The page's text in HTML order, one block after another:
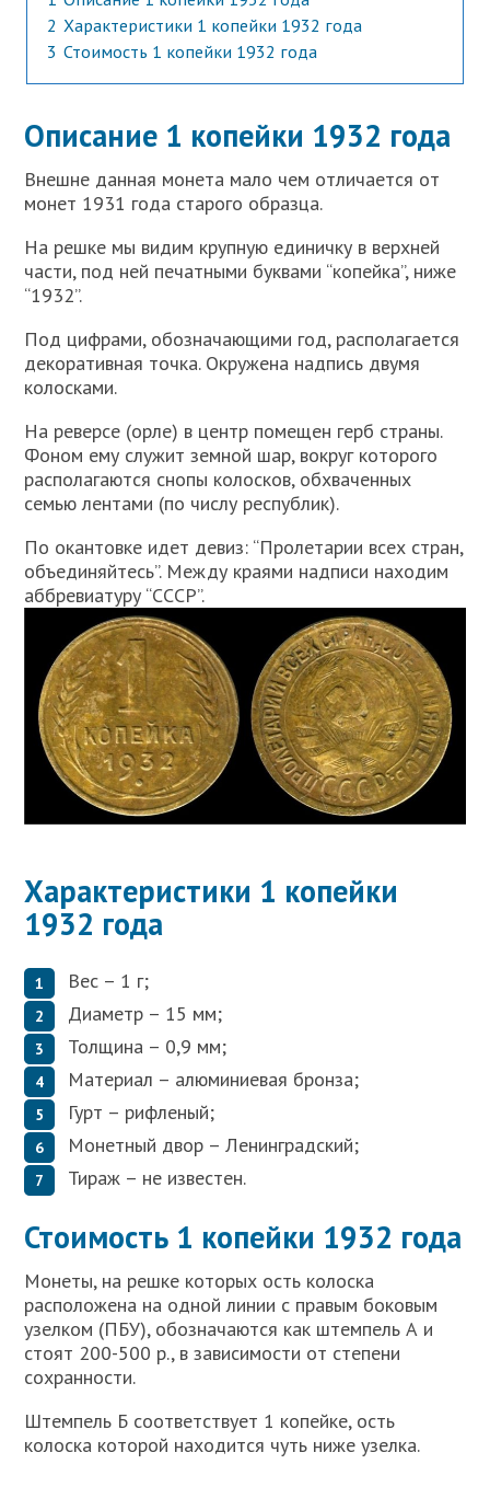
2 Характеристики 1 копейки 1932 года
3 Стоимость 1 копейки 1932 года
Описание 1 копейки 1932 года
Внешне данная монета мало чем отличается от
монет 1931 года старого образца.
На решке мы видим крупную единичку в верхней
части, под ней печатными буквами “копейка”, ниже
“1932”.
Под цифрами, обозначающими год, располагается
декоративная точка. Окружена надпись двумя
колосками.
На реверсе (орле) в центр помещен герб страны.
Фоном ему служит земной шар, вокруг которого
располагаются снопы колосков, обхваченных
семью лентами (по числу республик).
По окантовке идет девиз: “Пролетарии всех стран,
объединяйтесь”. Между краями надписи находим
аббревиатуру “СССР”.
Характеристики 1 копейки
1932 года
Вес – 1 г;
Диаметр – 15 мм;
Толщина – 0,9 мм;
Материал – алюминиевая бронза;
Гурт – рифленый;
Монетный двор – Ленинградский;
Тираж – не известен.
Стоимость 1 копейки 1932 года
Монеты, на решке которых ость колоска
расположена на одной линии с правым боковым
узелком (ПБУ), обозначаются как штемпель А и
стоят 200-500 р., в зависимости от степени
сохранности.
Штемпель Б соответствует 1 копейке, ость
колоска которой находится чуть ниже узелка.